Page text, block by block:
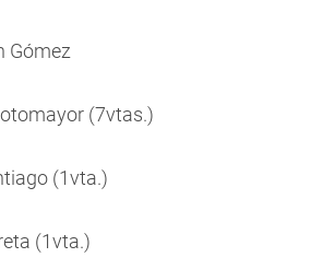
Gómez
(7vtas.)
(1vta.)
(1vta.)